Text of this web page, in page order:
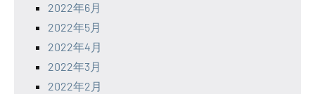
2022年6月
2022年5月
2022年4月
2022年3月
2022年2月